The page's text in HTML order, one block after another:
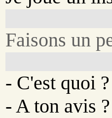
Faisons un
- C'est quoi ?
- A ton avis ?